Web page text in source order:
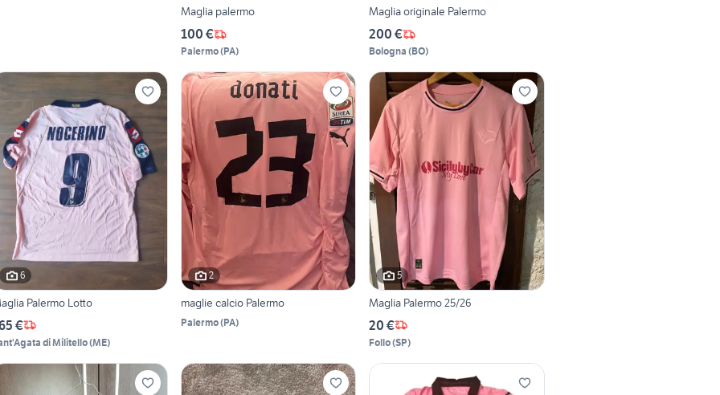
Maglia palermo
100 €
Palermo(PA)
Maglia originale Palermo
200 €
Bologna (BO)
6
Palermo Lotto
€
di Militello(ME)
2
maglie calcio Palermo
Palermo(PA)
5
Maglia Palermo 25/26
20 €
Follo(SP)